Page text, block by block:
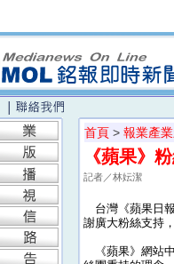
首頁 > 報業產
《蘋果》
記者／林妘潔
台灣《蘋果日
謝廣大粉絲支持
《蘋果》網站